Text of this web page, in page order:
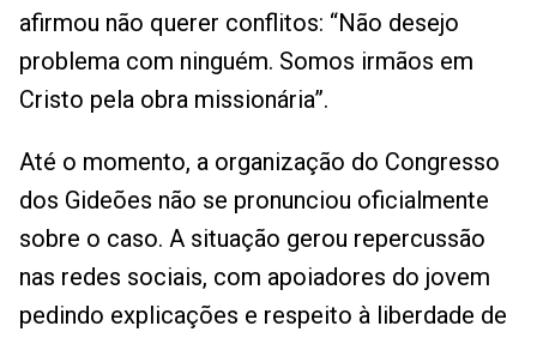
afirmou não querer conflitos: “Não desejo
problema com ninguém. Somos irmãos em
Cristo pela obra missionária”.
Até o momento, a organização do Congresso
dos Gideões não se pronunciou oficialmente
sobre o caso. A situação gerou repercussão
nas redes sociais, com apoiadores do jovem
pedindo explicações e respeito à liberdade de